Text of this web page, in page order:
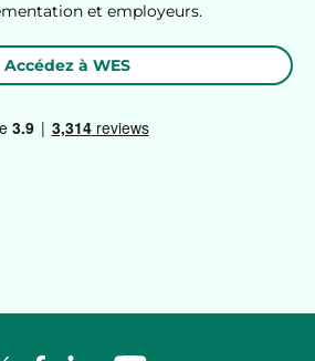
et employeurs.
Accédez à WES